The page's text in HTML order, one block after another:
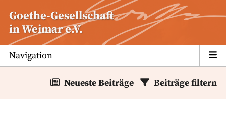
Inhalt
springen
Goethe-Gesellschaft
in Weimar e.V.
Navigation
Neueste Beiträge Beiträge filtern